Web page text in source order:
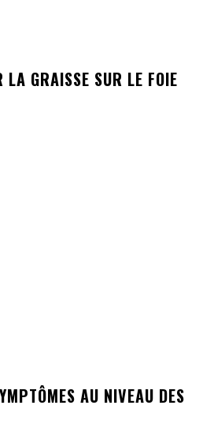
LA GRAISSE SUR LE FOIE
AU NIVEAU DES